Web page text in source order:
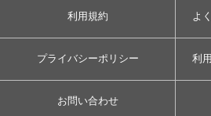
利用規約 よ
プライバシーポリシー 利
お問い合わせ